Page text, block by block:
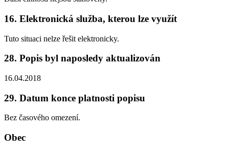
16. Elektronická služba, kterou lze využít
Tuto situaci nelze řešit elektronicky.
28. Popis byl naposledy aktualizován
16.04.2018
29. Datum konce platnosti popisu
Bez časového omezení.
Obec